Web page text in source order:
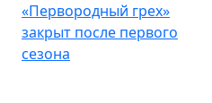
«Первородный грех»
закрыт после первого
сезона